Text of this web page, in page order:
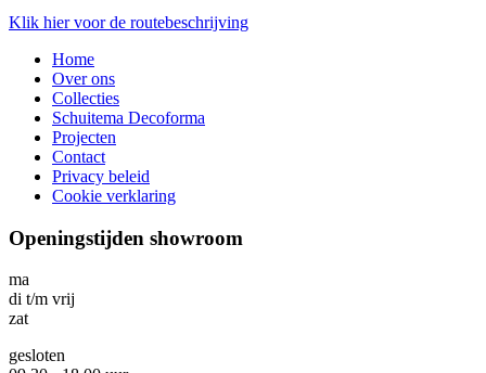
Klik hier voor de routebeschrijving
Home
Over ons
Collecties
Schuitema Decoforma
Projecten
Contact
Privacy beleid
Cookie verklaring
Openingstijden showroom
ma
di t/m vrij
zat
gesloten